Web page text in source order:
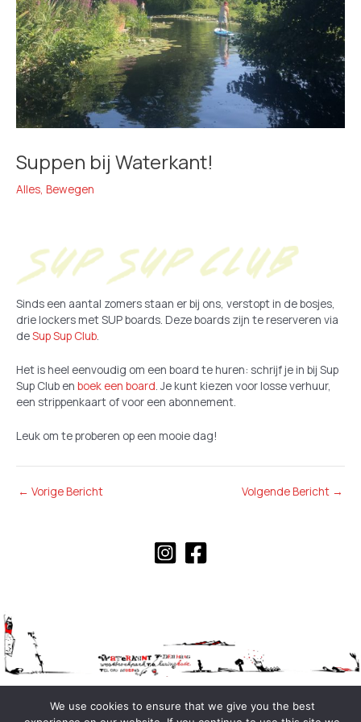
Suppen bij Waterkant!
Alles Bewegen
Sinds een aantal zomers staan er bij ons, verstopt in de bosjes,
drie lockers met SUP boards. Deze boards zijn te reserveren via
deSup Sup Club.
Het is heel eenvoudig om een board te huren: schrijf je in bij Sup
Sup Club en boek een board. Je kunt kiezen voor losse verhuur,
een strippenkaart of voor een abonnement.
Leuk om te proberen op een mooie dag!
← Vorige Bericht Volgende Bericht →
Copyright © 2026 Waterkant | Made with love byKMWBL
We use cookies to ensure that we give you the best